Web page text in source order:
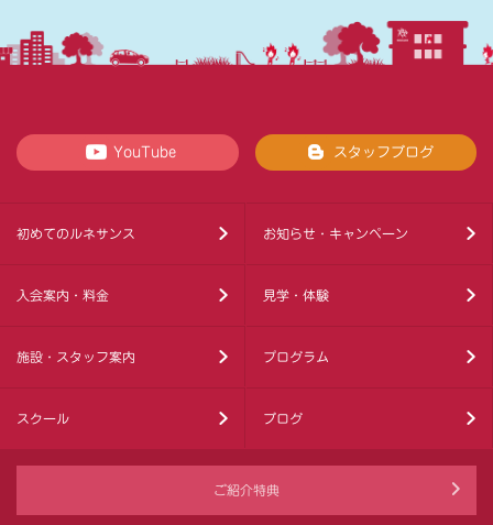
YouTube スタッフブログ
初めてのルネサンス お知らせ・キャンペーン
入会案内・料金 見学・体験
施設・スタッフ案内 プログラム
スクール ブログ
ご紹介特典